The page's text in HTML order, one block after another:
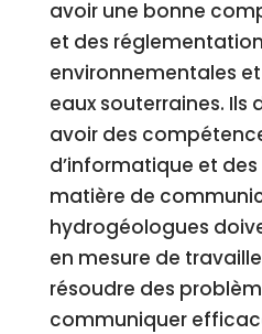
avoir une bonne
et des
environnementales
eaux souterraines.
avoir des
d’informatique et
matière de
hydrogéologues
en mesure de
résoudre des
communiquer